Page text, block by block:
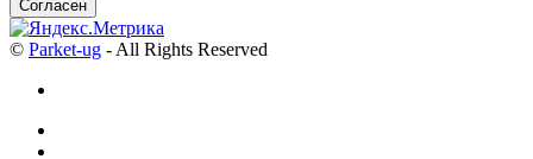
Согласен
© Parket-ug - All Rights Reserved